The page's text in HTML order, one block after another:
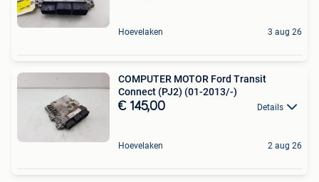
Hoevelaken 3 aug 26
COMPUTER MOTOR Ford Transit
Connect (PJ2) (01-2013/-)
€ 145,00 Details
Hoevelaken 2 aug 26